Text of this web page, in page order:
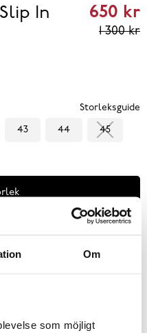
Om
som möjligt
In
Current
price
650 kr
1 300 kr
Storleksguide
43 44 45
Ecco med resår på